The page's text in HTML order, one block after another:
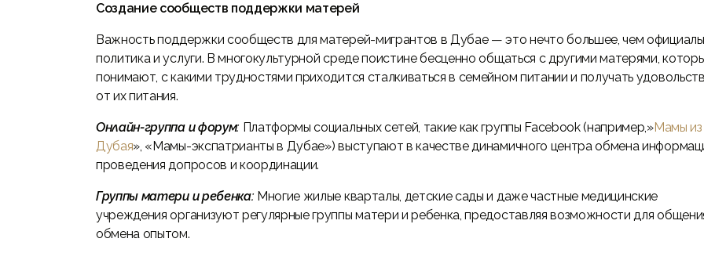
Создание сообществ поддержки матерей
Важность поддержки сообществ для матерей-мигрантов в Дубае — это нечто большее, чем
политика и услуги. В многокультурной среде поистине бесценно общаться с другими матерями,
понимают, с какими трудностями приходится сталкиваться в семейном питании и получать
от их питания.
Онлайн-группа и форум: Платформы социальных сетей, такие как группы Facebook (например,»Мамы из
Дубая», «Мамы-экспатрианты в Дубае») выступают в качестве динамичного центра обмена
проведения допросов и координации.
Группы матери и ребенка: Многие жилые кварталы, детские сады и даже частные медицинские
учреждения организуют регулярные группы матери и ребенка, предоставляя возможности для
обмена опытом.